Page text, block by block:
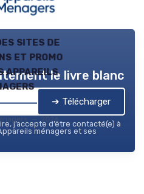
sites de
et promo
appareils
— 2026
le livre blanc
➔ Télécharger
j’accepte d’être contacté(e) à
ménagers et ses